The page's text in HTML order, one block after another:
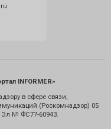
INFORMER»
в сфере связи,
(Роскомнадзор) 05
Эл № ФС77-60943.